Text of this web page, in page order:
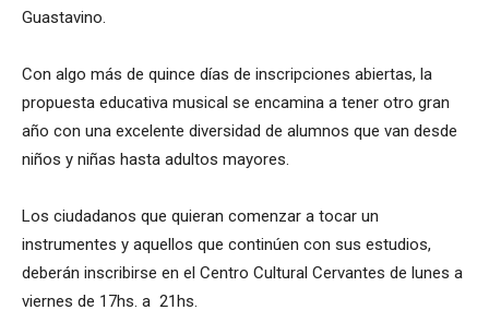
Guastavino.
Con algo más de quince días de inscripciones abiertas, la
propuesta educativa musical se encamina a tener otro gran
año con una excelente diversidad de alumnos que van desde
niños y niñas hasta adultos mayores.
Los ciudadanos que quieran comenzar a tocar un
instrumentes y aquellos que continúen con sus estudios,
deberán inscribirse en el Centro Cultural Cervantes de lunes a
viernes de 17hs. a 21hs.